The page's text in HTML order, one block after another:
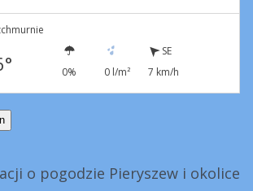
0% 0 l/m²
SE
7 km/h
o pogodzie Pieryszew i okolice